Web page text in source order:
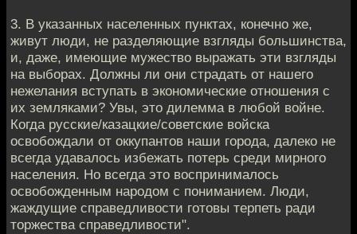
3. В указанных населенных пунктах, конечно же,
живут люди, не разделяющие взгляды большинства,
и, даже, имеющие мужество выражать эти взгляды
на выборах. Должны ли они страдать от нашего
нежелания вступать в экономические отношения с
их земляками? Увы, это дилемма в любой войне.
Когда русские/казацкие/советские войска
освобождали от оккупантов наши города, далеко не
всегда удавалось избежать потерь среди мирного
населения. Но всегда это воспринималось
освобожденным народом с пониманием. Люди,
жаждущие справедливости готовы терпеть ради
торжества справедливости".